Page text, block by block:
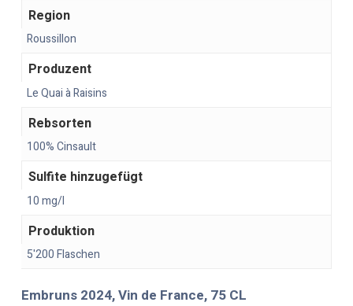
Region
Roussillon
Produzent
Le Quai à Raisins
Rebsorten
100% Cinsault
Sulfite hinzugefügt
10 mg/l
Produktion
5'200 Flaschen
Embruns 2024, Vin de France, 75 CL